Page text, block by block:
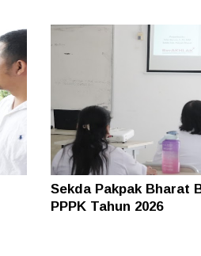
Sekda Pakpak Bharat
PPPK Tahun 2026